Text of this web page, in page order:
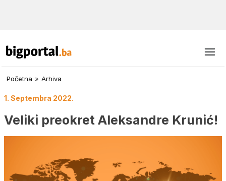
Početna » Arhiva
1. Septembra 2022.
Veliki preokret Aleksandre Krunić!